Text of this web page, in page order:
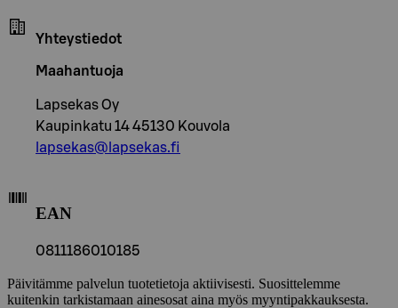
Yhteystiedot
Maahantuoja
Lapsekas Oy
Kaupinkatu 14 45130 Kouvola
lapsekas@lapsekas.fi
EAN
0811186010185
Päivitämme palvelun tuotetietoja aktiivisesti. Suosittelemme
kuitenkin tarkistamaan ainesosat aina myös myyntipakkauksesta.